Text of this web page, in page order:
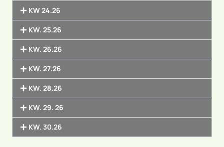
KW 24.26
KW. 25.26
KW. 26.26
KW. 27.26
KW. 28.26
KW. 29. 26
KW. 30.26